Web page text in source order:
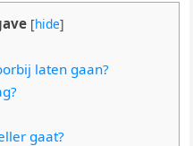
[hide]
laten gaan?
gaat?